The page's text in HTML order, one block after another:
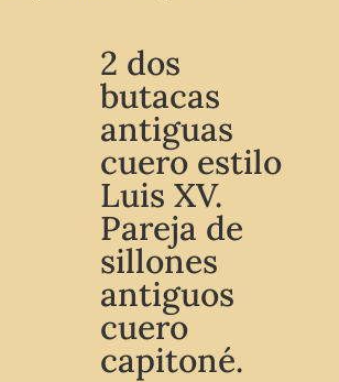
2 dos
butacas
antiguas
cuero estilo
Luis XV.
Pareja de
sillones
antiguos
cuero
capitoné.